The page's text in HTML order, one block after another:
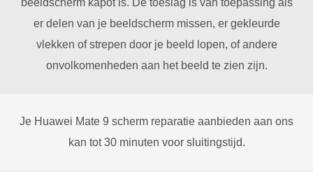
beeldscherm kapot is. De toeslag is van toepassing als
er delen van je beeldscherm missen, er gekleurde
vlekken of strepen door je beeld lopen, of andere
onvolkomenheden aan het beeld te zien zijn.
Je Huawei Mate 9 scherm reparatie aanbieden aan ons
kan tot 30 minuten voor sluitingstijd.